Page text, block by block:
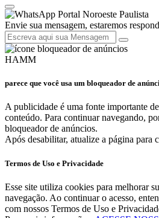
Portal Noroeste Paulista
Envie sua mensagem, estaremos
HAMM
parece que você usa um bloqueador de
A publicidade é uma fonte importante
conteúdo. Para continuar navegando,
bloqueador de anúncios.
Após desabilitar, atualize a página para
Termos de Uso e Privacidade
Esse site utiliza cookies para melhorar
navegação. Ao continuar o acesso,
com nossos Termos de Uso e